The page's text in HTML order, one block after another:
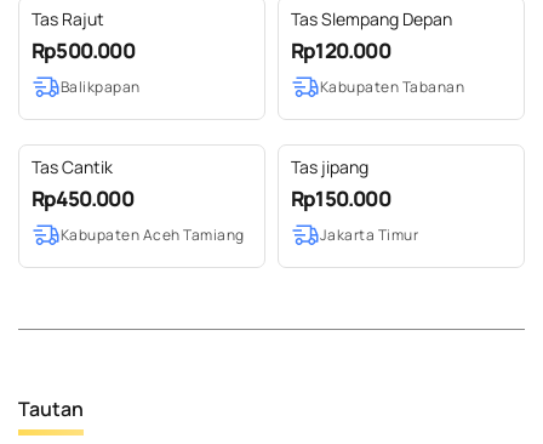
Tas Rajut
Rp500.000
Balikpapan
Tas Slempang Depan
Rp120.000
Kabupaten Tabanan
Tas Cantik
Rp450.000
Kabupaten Aceh Tamiang
Tas jipang
Rp150.000
Jakarta Timur
Tautan